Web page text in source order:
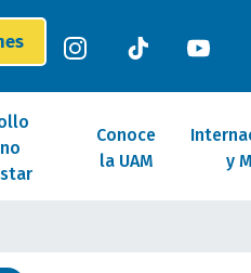
Conoce
la UAM
y